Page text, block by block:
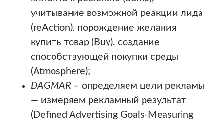
учитывание возможной реакции лида
(reAction), порождение желания
купить товар (Buy), создание
способствующей покупки среды
(Atmosphere);
DAGMAR – определяем цели рекламы
— измеряем рекламный результат
(Defined Advertising Goals-Measuring